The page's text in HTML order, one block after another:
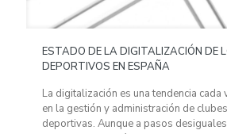
ESTADO DE LA DIGITALIZACIÓN DE
DEPORTIVOS EN ESPAÑA
La digitalización es una tendencia cada
en la gestión y administración de
deportivas. Aunque a pasos